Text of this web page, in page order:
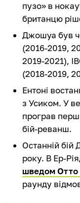
пузо» в
британцю
Джошуа був
(2016-2019,
2019-2021),
(2018-2019,
Ентоні
з Усиком. У
програв
бій-реванш.
Останній
року. В Ер-
шведом Отто
раунду